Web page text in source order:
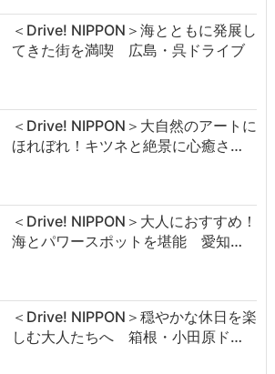
＜Drive! NIPPON＞海とともに発展し
てきた街を満喫 広島・呉ドライブ
＜Drive! NIPPON＞大自然のアートに
ほれぼれ！キツネと絶景に心癒さ…
＜Drive! NIPPON＞大人におすすめ！
海とパワースポットを堪能 愛知…
＜Drive! NIPPON＞穏やかな休日を楽
しむ大人たちへ 箱根・小田原ド…